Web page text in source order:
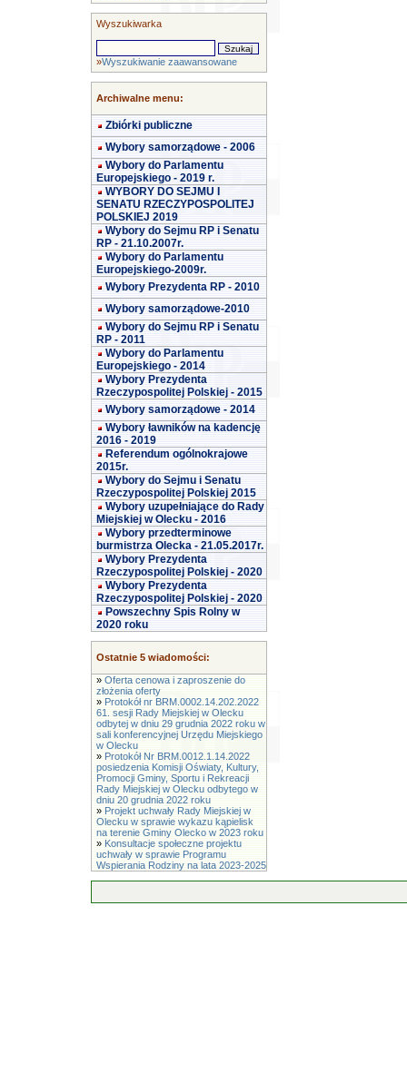
Wyszukiwarka
»Wyszukiwanie zaawansowane
Archiwalne menu:
Zbiórki publiczne
Wybory samorządowe - 2006
Wybory do Parlamentu
Europejskiego - 2019 r.
WYBORY DO SEJMU I
SENATU RZECZYPOSPOLITEJ
POLSKIEJ 2019
Wybory do Sejmu RP i Senatu
RP - 21.10.2007r.
Wybory do Parlamentu
Europejskiego-2009r.
Wybory Prezydenta RP - 2010
Wybory samorządowe-2010
Wybory do Sejmu RP i Senatu
RP - 2011
Wybory do Parlamentu
Europejskiego - 2014
Wybory Prezydenta
Rzeczypospolitej Polskiej - 2015
Wybory samorządowe - 2014
Wybory ławników na kadencję
2016 - 2019
Referendum ogólnokrajowe
2015r.
Wybory do Sejmu i Senatu
Rzeczypospolitej Polskiej 2015
Wybory uzupełniające do Rady
Miejskiej w Olecku - 2016
Wybory przedterminowe
burmistrza Olecka - 21.05.2017r.
Wybory Prezydenta
Rzeczypospolitej Polskiej - 2020
Wybory Prezydenta
Rzeczypospolitej Polskiej - 2020
Powszechny Spis Rolny w
2020 roku
Ostatnie 5 wiadomości:
» Oferta cenowa i zaproszenie do
złożenia oferty
» Protokół nr BRM.0002.14.202.2022
61. sesji Rady Miejskiej w Olecku
odbytej w dniu 29 grudnia 2022 roku w
sali konferencyjnej Urzędu Miejskiego
w Olecku
» Protokół Nr BRM.0012.1.14.2022
posiedzenia Komisji Oświaty, Kultury,
Promocji Gminy, Sportu i Rekreacji
Rady Miejskiej w Olecku odbytego w
dniu 20 grudnia 2022 roku
» Projekt uchwały Rady Miejskiej w
Olecku w sprawie wykazu kąpielisk
na terenie Gminy Olecko w 2023 roku
» Konsultacje społeczne projektu
uchwały w sprawie Programu
Wspierania Rodziny na lata 2023-2025